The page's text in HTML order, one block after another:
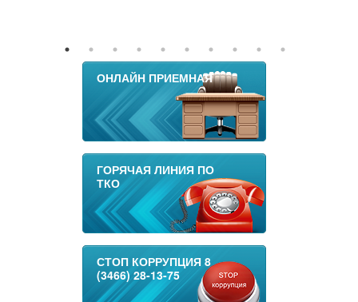
ОНЛАЙН ПРИЕМНАЯ
ГОРЯЧАЯ ЛИНИЯ ПО
ТКО
СТОП КОРРУПЦИЯ 8
(3466) 28-13-75